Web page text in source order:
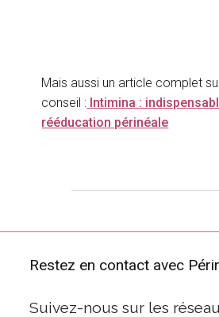
Mais aussi un article complet
conseil : Intimina :
rééducation périnéale
Restez en contact avec
Suivez-nous sur les